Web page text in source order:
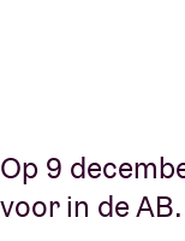
Op 9
voor in de AB.